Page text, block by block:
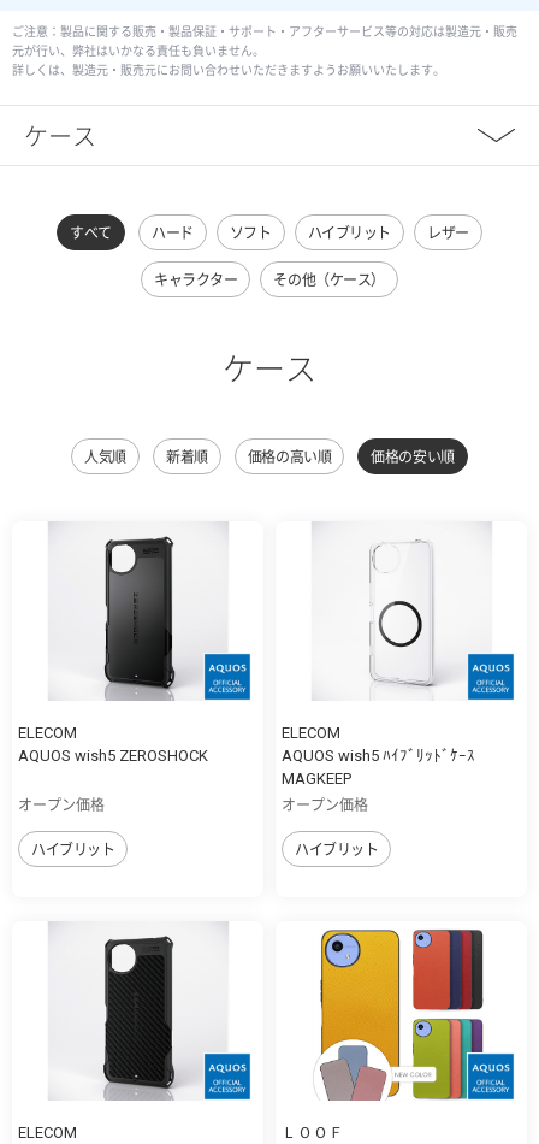
ご注意：製品に関する販売・製品保証・サポート・アフターサービス等の対応は製造元・販売
元が行い、弊社はいかなる責任も負いません。
詳しくは、製造元・販売元にお問い合わせいただきますようお願いいたします。
ケース
すべて ハード ソフト ハイブリット レザー
キャラクター その他（ケース）
ケース
人気順 新着順 価格の高い順 価格の安い順
ELECOM
AQUOS wish5 ZEROSHOCK
オープン価格
ハイブリット
ELECOM
AQUOS wish5 ﾊｲﾌﾞﾘｯﾄﾞｹｰｽ
MAGKEEP
オープン価格
ハイブリット
ELECOM
ＬＯＯＦ